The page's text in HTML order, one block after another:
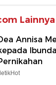
Lainnya
Annisa